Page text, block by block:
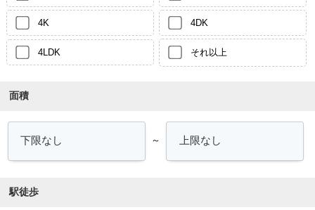
4K 4DK
4LDK それ以上
面積
～
駅徒歩